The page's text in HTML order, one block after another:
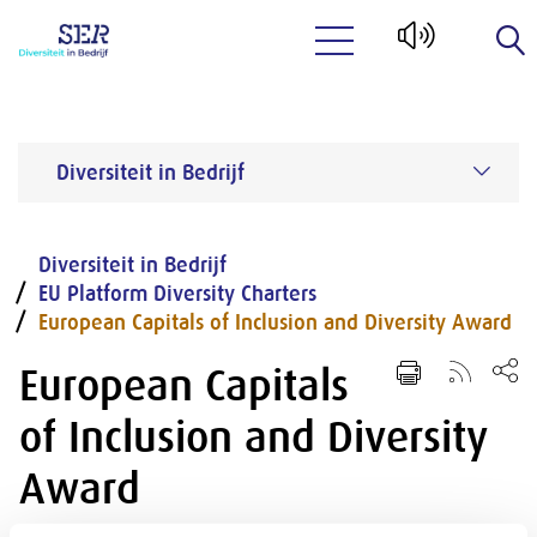
Diversiteit in Bedrijf
Diversiteit in Bedrijf
EU Platform Diversity Charters
European Capitals of Inclusion and Diversity Award
European Capitals
of Inclusion and Diversity
Award